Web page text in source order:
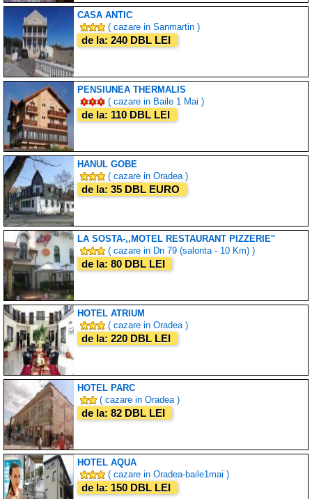
CASA ANTIC
( cazare in Sanmartin )
de la: 240 DBL LEI
PENSIUNEA THERMALIS
( cazare in Baile 1 Mai )
de la: 110 DBL LEI
HANUL GOBE
( cazare in Oradea )
de la: 35 DBL EURO
LA SOSTA-,,MOTEL RESTAURANT PIZZERIE''
( cazare in Dn 79 (salonta - 10 Km) )
de la: 80 DBL LEI
HOTEL ATRIUM
( cazare in Oradea )
de la: 220 DBL LEI
HOTEL PARC
( cazare in Oradea )
de la: 82 DBL LEI
HOTEL AQUA
( cazare in Oradea-baile1mai )
de la: 150 DBL LEI